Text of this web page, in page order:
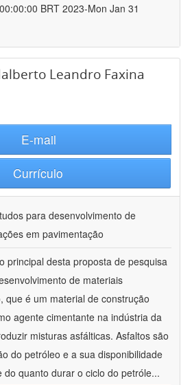
BRT 2023-Mon Jan 31
Leandro Faxina
E-mail
Currículo
para desenvolvimento de
em pavimentação
principal desta proposta de pesquisa
de materiais
que é um material de construção
agente cimentante na indústria da
misturas asfálticas. Asfaltos são
do petróleo e a sua disponibilidade
do quanto durar o ciclo do petróle...